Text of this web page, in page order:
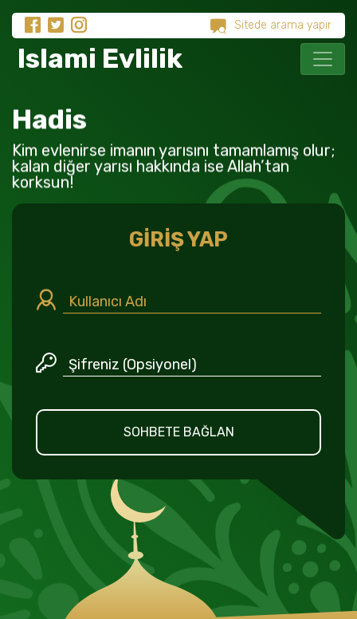
Islami Evlilik
Hadis
Kim evlenirse imanın yarısını tamamlamış olur;
kalan diğer yarısı hakkında ise Allah’tan
korksun!
GİRİŞ YAP
SOHBETE BAĞLAN